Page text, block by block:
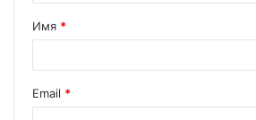
Имя *
Email *